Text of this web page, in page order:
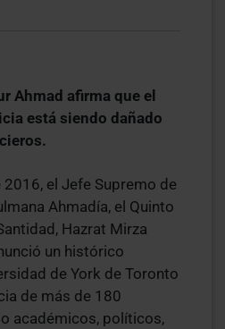
Ahmad afirma que el
está siendo dañado
el Jefe Supremo de
Ahmadía, el Quinto
Hazrat Mirza
un histórico
de York de Toronto
de más de 180
académicos, políticos,